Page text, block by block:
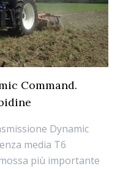
Command.
Dynamic
media T6
più importante